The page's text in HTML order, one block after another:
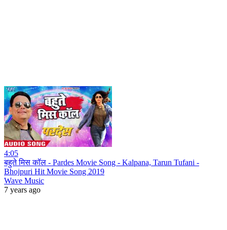
4:05
बहुते मिस कॉल - Pardes Movie Song - Kalpana, Tarun Tufani -
Bhojpuri Hit Movie Song 2019
Wave Music
7 years ago